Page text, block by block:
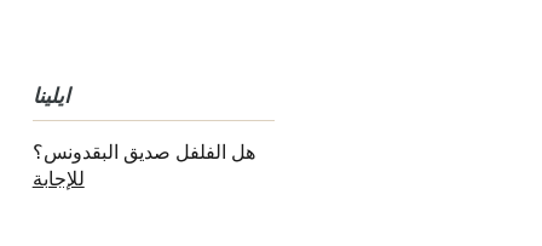
ايلينا
هل الفلفل صديق البقدونس؟
للإجابة